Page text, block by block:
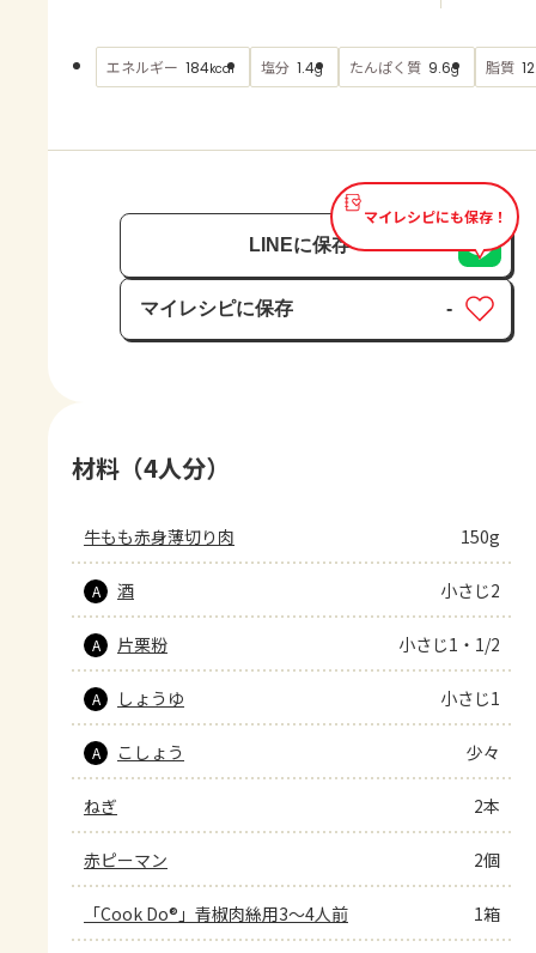
AJINOMOTO PARK とは
エネルギー 184kcal 塩分 1.4g たんぱく質 9.6g 脂質
マイレシピにも保存！
LINEに保存
マイレシピに保存
保存済み
-
材料（4人分）
牛もも赤身薄切り肉 150g
A 酒 小さじ2
A 片栗粉 小さじ1・1/2
A しょうゆ 小さじ1
A こしょう 少々
ねぎ 2本
赤ピーマン 2個
「Cook Do®」青椒肉絲用3～4人前 1箱